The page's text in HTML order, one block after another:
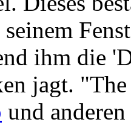
ihm die
jagt.
und